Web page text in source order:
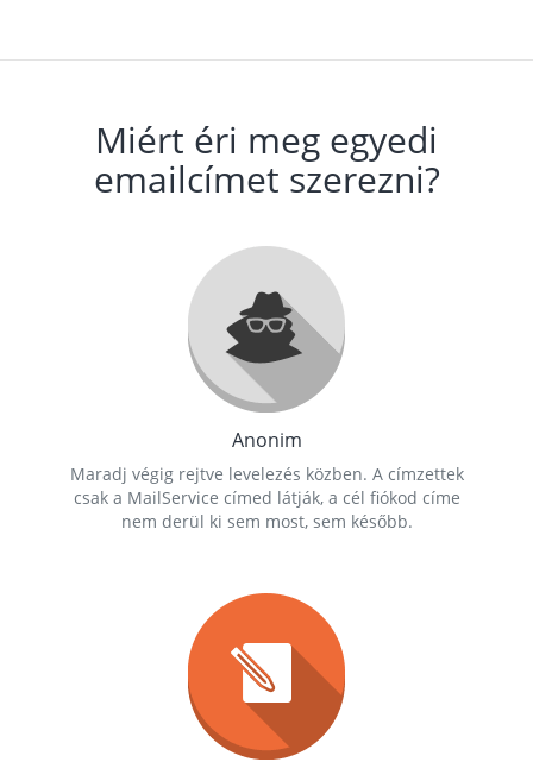
Miért éri meg egyedi
emailcímet szerezni?
Anonim
Maradj végig rejtve levelezés közben. A címzettek
csak a MailService címed látják, a cél fiókod címe
nem derül ki sem most, sem később.